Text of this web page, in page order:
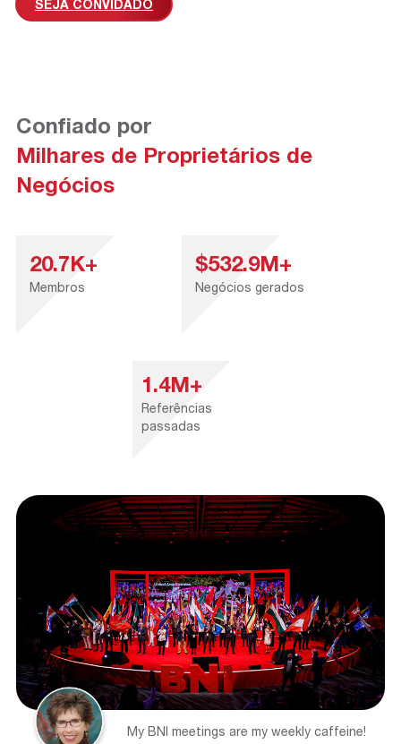
SEJA CONVIDADO
Confiado por
Milhares de Proprietários de
Negócios
20.7K+
Membros
1.4M+
Referências
passadas
$532.9M+
Negócios gerados
My BNI meetings are my weekly caffeine!